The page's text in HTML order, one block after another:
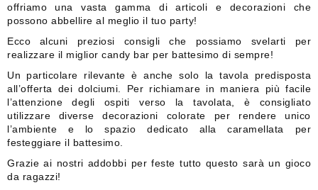
offriamo una vasta gamma di articoli e decorazioni che
possono abbellire al meglio il tuo party!
Ecco alcuni preziosi consigli che possiamo svelarti per
realizzare il miglior candy bar per battesimo di sempre!
Un particolare rilevante è anche solo la tavola predisposta
all’offerta dei dolciumi. Per richiamare in maniera più facile
l’attenzione degli ospiti verso la tavolata, è consigliato
utilizzare diverse decorazioni colorate per rendere unico
l’ambiente e lo spazio dedicato alla caramellata per
festeggiare il battesimo.
Grazie ai nostri addobbi per feste tutto questo sarà un gioco
da ragazzi!